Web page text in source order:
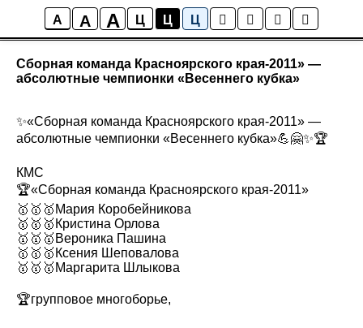
A A A Ц Ц Ц
Новости
Сборная команда Красноярского края-2011» —
абсолютные чемпионки «Весеннего кубка»
✨«Сборная команда Красноярского края-2011» —
абсолютные чемпионки «Весеннего кубка»💪🤗✨🏆
КМС
🏆«Сборная команда Красноярского края-2011»
🥇🥇🥇Мария Коробейникова
🥇🥇🥇Кристина Орлова
🥇🥇🥇Вероника Пашина
🥇🥇🥇Ксения Шеповалова
🥇🥇🥇Маргарита Шлыкова
🏆групповое многоборье,